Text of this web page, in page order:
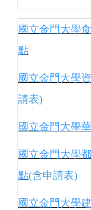
國立金門大學
點
國立金門大學
請表)
國立金門大學
國立金門大學
點(含申請表)
國立金門大學